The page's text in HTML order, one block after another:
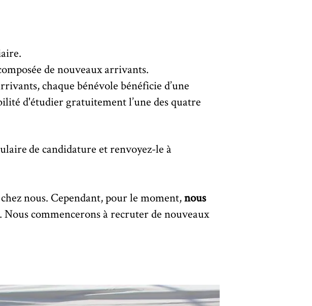
de nouveaux arrivants.
chaque bénévole bénéficie d’une
d'étudier gratuitement l’une des quatre
de candidature et renvoyez-le à
nous. Cependant, pour le moment,nous
. Nous commencerons à recruter de nouveaux